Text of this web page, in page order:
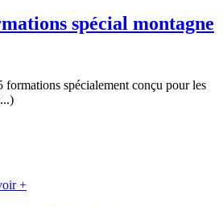
spécial montagne
formations spécialement conçu pour les
+